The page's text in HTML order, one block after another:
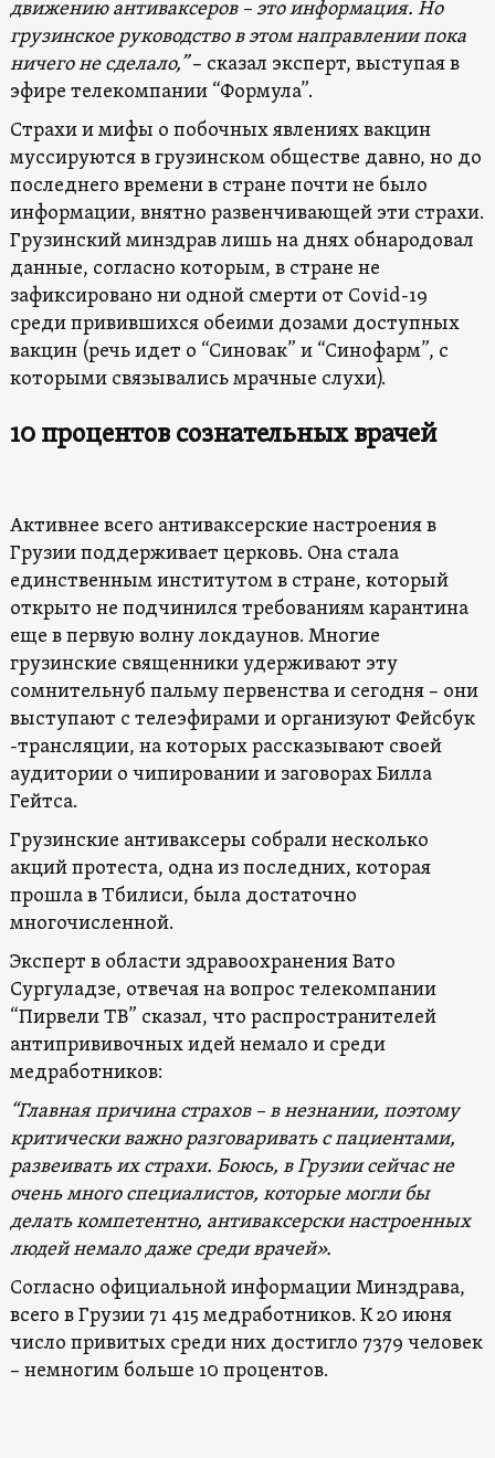
движению антиваксеров – это информация. Но
грузинское руководство в этом направлении пока
ничего не сделало,”– сказал эксперт, выступая в
эфире телекомпании “Формула”.
Страхи и мифы о побочных явлениях вакцин
муссируются в грузинском обществе давно, но до
последнего времени в стране почти не было
информации, внятно развенчивающей эти страхи.
Грузинский минздрав лишь на днях обнародовал
данные, согласно которым, в стране не
зафиксировано ни одной смерти от Covid-19
среди привившихся обеими дозами доступных
вакцин (речь идет о “Синовак” и “Синофарм”, с
которыми связывались мрачные слухи).
10 процентов сознательных врачей
Активнее всего антиваксерские настроения в
Грузии поддерживает церковь. Она стала
единственным институтом в стране, который
открыто не подчинился требованиям карантина
еще в первую волну локдаунов. Многие
грузинские священники удерживают эту
сомнительнуб пальму первенства и сегодня – они
выступают с телеэфирами и организуют Фейсбук
-трансляции, на которых рассказывают своей
аудитории о чипировании и заговорах Билла
Гейтса.
Грузинские антиваксеры собрали несколько
акций протеста, одна из последних, которая
прошла в Тбилиси, была достаточно
многочисленной.
Эксперт в области здравоохранения Вато
Сургуладзе, отвечая на вопрос телекомпании
“Пирвели ТВ” сказал, что распространителей
антипрививочных идей немало и среди
медработников:
“Главная причина страхов – в незнании, поэтому
критически важно разговаривать с пациентами,
развеивать их страхи. Боюсь, в Грузии сейчас не
очень много специалистов, которые могли бы
делать компетентно, антиваксерски настроенных
людей немало даже среди врачей».
Согласно официальной информации Минздрава,
всего в Грузии 71 415 медработников. К 20 июня
число привитых среди них достигло 7379 человек
– немногим больше 10 процентов.